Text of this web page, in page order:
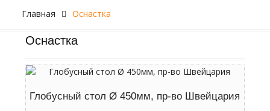
Главная Оснастка
Оснастка
Глобусный стол Ø 450мм, пр-во Швейцария